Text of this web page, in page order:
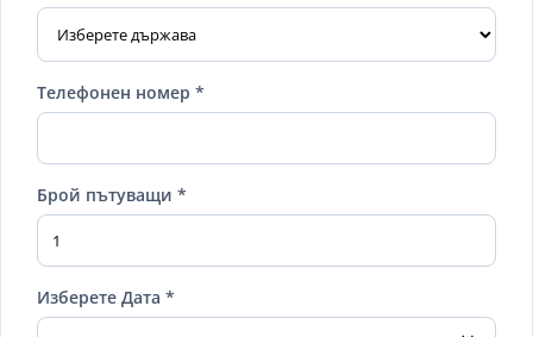
Телефонен номер *
Брой пътуващи *
Изберете Дата *